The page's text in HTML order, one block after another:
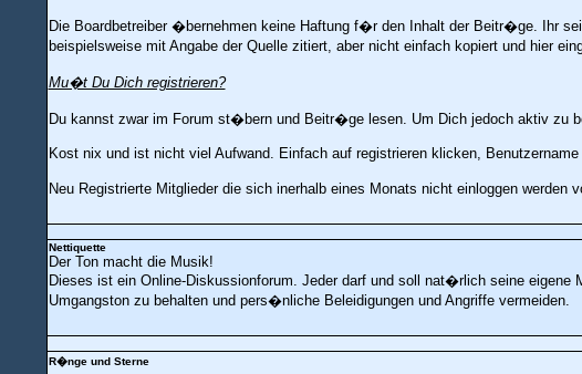
Die Boardbetreiber �bernehmen keine Haftung f�r den Inhalt der Beitr�ge. Ihr
beispielsweise mit Angabe der Quelle zitiert, aber nicht einfach kopiert und hier
Mu�t Du Dich registrieren?
Du kannst zwar im Forum st�bern und Beitr�ge lesen. Um Dich jedoch aktiv zu
Kost nix und ist nicht viel Aufwand. Einfach auf registrieren klicken,
Neu Registrierte Mitglieder die sich inerhalb eines Monats nicht einloggen
Nettiquette
Der Ton macht die Musik!
Dieses ist ein Online-Diskussionforum. Jeder darf und soll nat�rlich seine
Umgangston zu behalten und pers�nliche Beleidigungen und Angriffe vermeiden.
R�nge und Sterne